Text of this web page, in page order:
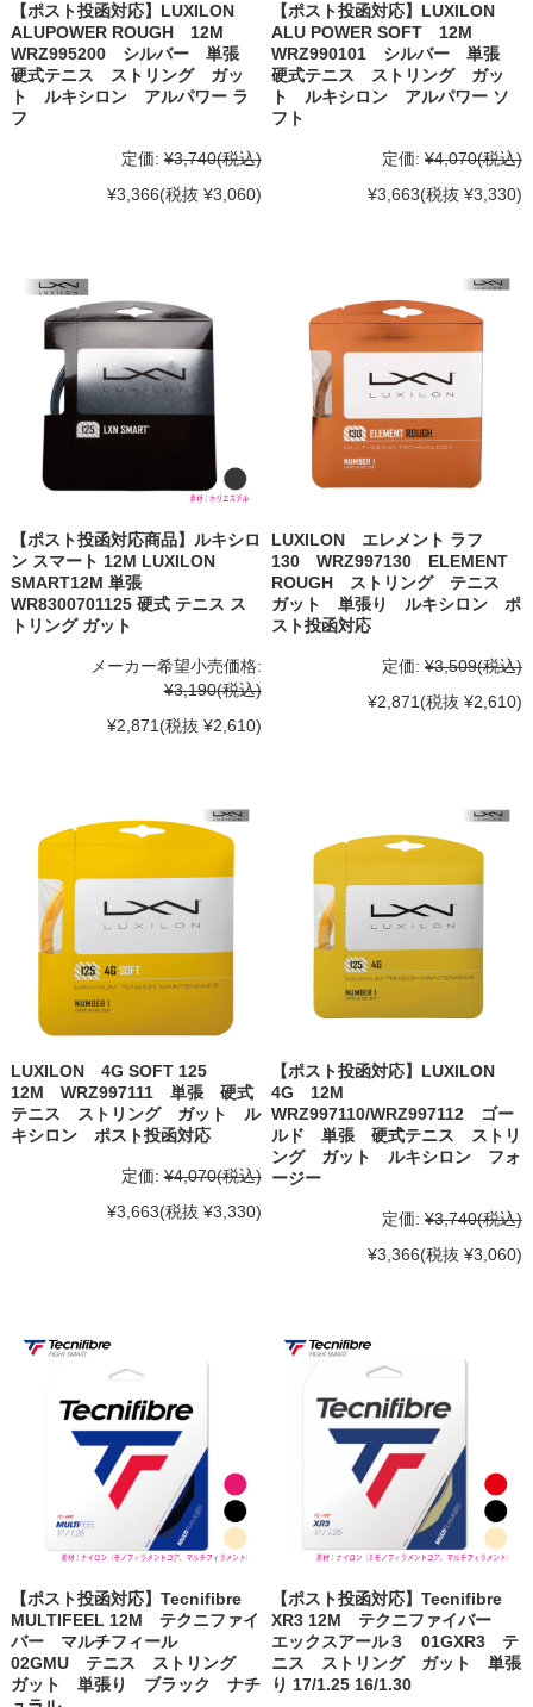
【ポスト投函対応】LUXILON
ALUPOWER ROUGH 12M
WRZ995200 シルバー 単張
硬式テニス ストリング ガッ
ト ルキシロン アルパワー ラ
フ
定価: ¥3,740(税込)
¥3,366(税抜 ¥3,060)
【ポスト投函対応】LUXILON
ALU POWER SOFT 12M
WRZ990101 シルバー 単張
硬式テニス ストリング ガッ
ト ルキシロン アルパワー ソ
フト
定価: ¥4,070(税込)
¥3,663(税抜 ¥3,330)
【ポスト投函対応商品】ルキシロ
ン スマート 12M LUXILON
SMART12M 単張
WR8300701125 硬式 テニス ス
トリング ガット
メーカー希望小売価格:
¥3,190(税込)
¥2,871 (税抜 ¥2,610)
LUXILON エレメント ラフ
130 WRZ997130 ELEMENT
ROUGH ストリング テニス
ガット 単張り ルキシロン ポ
スト投函対応
定価: ¥3,509(税込)
¥2,871 (税抜 ¥2,610)
LUXILON 4G SOFT 125
12M WRZ997111 単張 硬式
テニス ストリング ガット ル
キシロン ポスト投函対応
定価: ¥4,070(税込)
¥3,663(税抜 ¥3,330)
【ポスト投函対応】LUXILON
4G 12M
WRZ997110/WRZ997112 ゴー
ルド 単張 硬式テニス ストリ
ング ガット ルキシロン フォ
ージー
定価: ¥3,740(税込)
¥3,366(税抜 ¥3,060)
【ポスト投函対応】Tecnifibre
MULTIFEEL 12M テクニファイ
バー マルチフィール
02GMU テニス ストリング
ガット 単張り ブラック ナチ
【ポスト投函対応】Tecnifibre
XR3 12M テクニファイバー
エックスアール３ 01GXR3 テ
ニス ストリング ガット 単張
り 17/1.25 16/1.30